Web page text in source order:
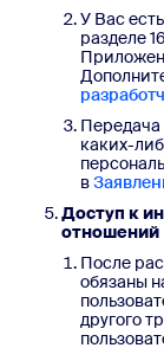
У Вас
разделе
Передача
каких-
в
Доступ к
отношений
После
обязаны
другого